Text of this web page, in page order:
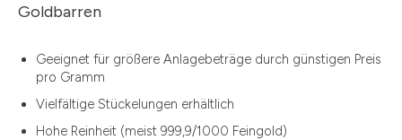
Goldbarren
Geeignet für größere Anlagebeträge durch günstigen Preis
pro Gramm
Vielfältige Stückelungen erhältlich
Hohe Reinheit (meist 999,9/1000 Feingold)